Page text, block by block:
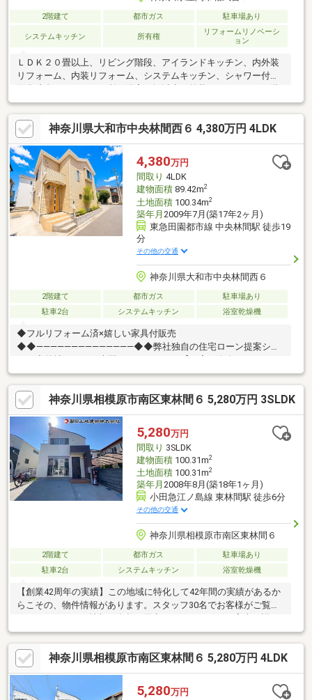
2階建て 都市ガス 駐車場あり
システムキッチン 所有権
リフォームリノベーシ
ョン
ＬＤＫ２０畳以上、リビング階段、アイランドキッチン、内外装
リフォーム、内装リフォーム、システムキッチン、シャワー付洗
建、南面バルコニー、温水洗浄便座、都市ガス、小学校 徒歩10分
以内
神奈川県大和市中央林間西６ 4,380万円 4LDK
4,380万円
間取り 4LDK
建物面積89.42m2
土地面積100.34m2
築年月 2009年7月(築17年2ヶ月)
東急田園都市線 中央林間駅 徒歩19
分
その他の交通
神奈川県大和市中央林間西６
2階建て 都市ガス
駐車場あり
駐車2台
システムキッチン 浴室乾燥機
◆フルリフォーム済×嬉しい家具付販売
◆◆――――――――――――――◆◆弊社独自の住宅ローン提案シス
ス】【ＦＰ提案書の作成】を随時行っております。意外に知らな
いお客様が多い【定年時の住宅ローン残高】【住宅購入者だけが
加入できる無料の生命保険】【１３年間もらえる、国からの特別
ボーナス】これから多くなる【教育費】住宅を買った後から始ま
る【住宅ローン返済】６５歳以上から必要になる【老後の費用負
担】住宅探しの【このタイミング】で不安な部分を明確にしてい
きませんか？？◆――――――――――――――◆
神奈川県相模原市南区東林間６ 5,280万円 3SLDK
5,280万円
間取り 3SLDK
建物面積100.31m2
土地面積100.31m2
築年月 2008年8月(築18年1ヶ月)
小田急江ノ島線 東林間駅 徒歩6分
その他の交通
神奈川県相模原市南区東林間６
2階建て 都市ガス
駐車場あり
駐車2台
システムキッチン 浴室乾燥機
【創業42周年の実績】この地域に特化して42年間の実績があるか
らこその、物件情報があります。スタッフ30名でお客様がご覧に
な資料のご請求はお気軽にどうぞ♪☆フリーダイヤル：０１２０
－６２－４３１３インターネット、チラシなどに掲載できない物
件も多数ございます！
神奈川県相模原市南区東林間６ 5,280万円 4LDK
5,280万円